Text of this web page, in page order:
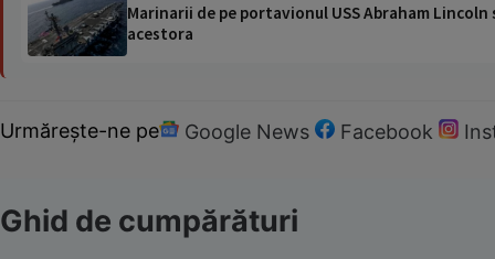
Marinarii de pe portavionul USS Abraham
acestora
Urmărește-ne pe Google News Facebook
Ghid de cumpărături